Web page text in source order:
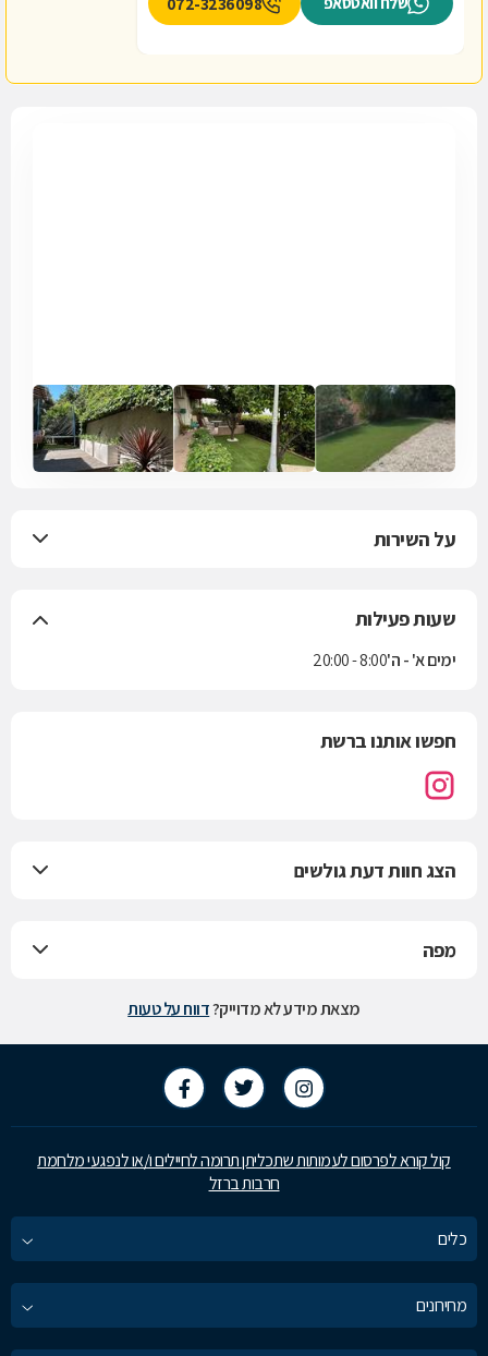
על השירות
שעות פעילות
ימים א' - ה'8:00 - 20:00
חפשו אותנו ברשת
הצג חוות דעת גולשים
מפה
מצאת מידע לא מדוייק?דווח על טעות
קול קורא לפרסום לעמותות שתכליתן תרומה לחיילים ו/או לנפגעי מלחמת
חרבות ברזל
כלים
מחירונים